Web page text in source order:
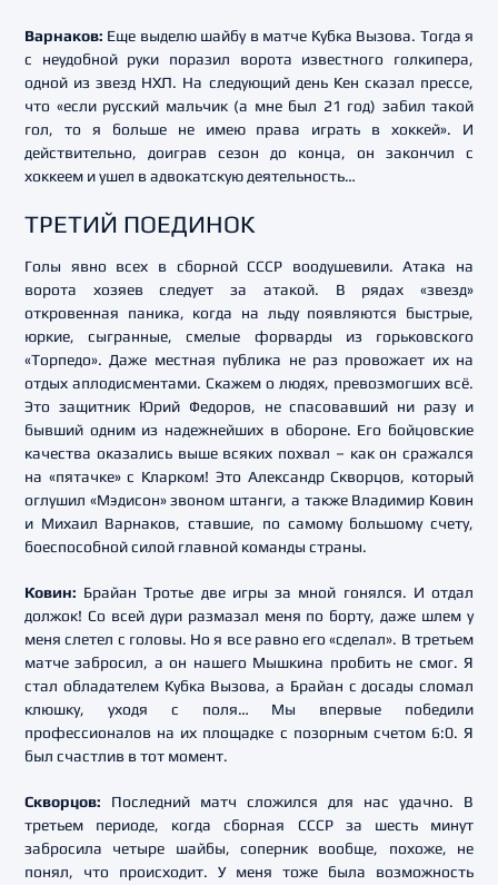
Варнаков: Еще выделю шайбу в матче Кубка Вызова. Тогда я
с неудобной руки поразил ворота известного голкипера,
одной из звезд НХЛ. На следующий день Кен сказал прессе,
что «если русский мальчик (а мне был 21 год) забил такой
гол, то я больше не имею права играть в хоккей». И
действительно, доиграв сезон до конца, он закончил с
хоккеем и ушел в адвокатскую деятельность…
ТРЕТИЙ ПОЕДИНОК
Голы явно всех в сборной СССР воодушевили. Атака на
ворота хозяев следует за атакой. В рядах «звезд»
откровенная паника, когда на льду появляются быстрые,
юркие, сыгранные, смелые форварды из горьковского
«Торпедо». Даже местная публика не раз провожает их на
отдых аплодисментами. Скажем о людях, превозмогших всё.
Это защитник Юрий Федоров, не спасовавший ни разу и
бывший одним из надежнейших в обороне. Его бойцовские
качества оказались выше всяких похвал – как он сражался
на «пятачке» с Кларком! Это Александр Скворцов, который
оглушил «Мэдисон» звоном штанги, а также Владимир Ковин
и Михаил Варнаков, ставшие, по самому большому счету,
боеспособной силой главной команды страны.
Ковин: Брайан Тротье две игры за мной гонялся. И отдал
должок! Со всей дури размазал меня по борту, даже шлем у
меня слетел с головы. Но я все равно его «сделал». В третьем
матче забросил, а он нашего Мышкина пробить не смог. Я
стал обладателем Кубка Вызова, а Брайан с досады сломал
клюшку, уходя с поля… Мы впервые победили
профессионалов на их площадке с позорным счетом 6:0. Я
был счастлив в тот момент.
Скворцов: Последний матч сложился для нас удачно. В
третьем периоде, когда сборная СССР за шесть минут
забросила четыре шайбы, соперник вообще, похоже, не
понял, что происходит. У меня тоже была возможность